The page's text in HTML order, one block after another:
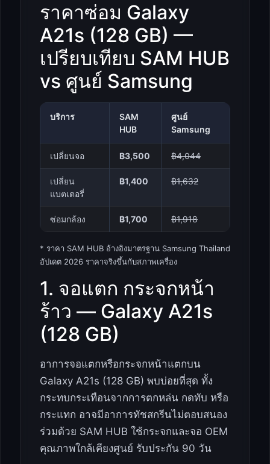
ราคาซ่อม Galaxy
A21s (128 GB) —
เปรียบเทียบ SAM HUB
vs ศูนย์ Samsung
บริการ
SAM
HUB
ศูนย์
Samsung
เปลี่ยนจอ ฿3,500 ฿4,044
เปลี่ยน
แบตเตอรี่
฿1,400 ฿1,632
ซ่อมกล้อง ฿1,700 ฿1,918
* ราคา SAM HUB อ้างอิงมาตรฐาน Samsung Thailand
อัปเดต 2026 ราคาจริงขึ้นกับสภาพเครื่อง
1. จอแตก กระจกหน้า
ร้าว — Galaxy A21s
(128 GB)
อาการจอแตกหรือกระจกหน้าแตกบน
Galaxy A21s (128 GB) พบบ่อยที่สุด ทั้ง
กระทบกระเทือนจากการตกหล่น กดทับ หรือ
กระแทก อาจมีอาการทัชสกรีนไม่ตอบสนอง
ร่วมด้วย SAM HUB ใช้กระจกและจอ OEM
คุณภาพใกล้เคียงศูนย์ รับประกัน 90 วัน